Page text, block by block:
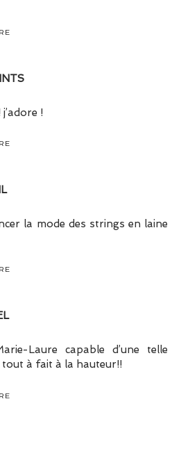
!
la mode des strings en laine
Laure capable d’une telle
à fait à la hauteur!!